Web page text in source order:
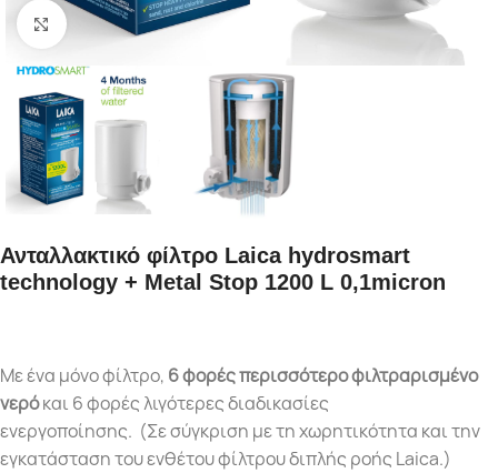
Κάντε κλικ για μεγέθυνση
Ανταλλακτικό φίλτρο Laica hydrosmart
technology + Metal Stop 1200 L 0,1micron
Με ένα μόνο φίλτρο, 6 φορές περισσότερο φιλτραρισμένο
νερόκαι 6 φορές λιγότερες διαδικασίες
ενεργοποίησης. (Σε σύγκριση με τη χωρητικότητα και την
εγκατάσταση του ενθέτου φίλτρου διπλής ροής Laica.)